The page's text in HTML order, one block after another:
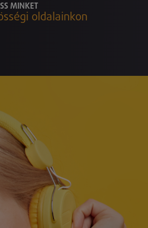
MINKET
oldalainkon